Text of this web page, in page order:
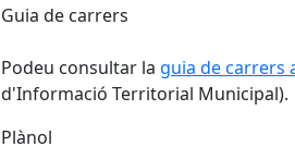
Guia de carrers
Podeu consultar la guia de carrers
d'Informació Territorial Municipal).
Plànol